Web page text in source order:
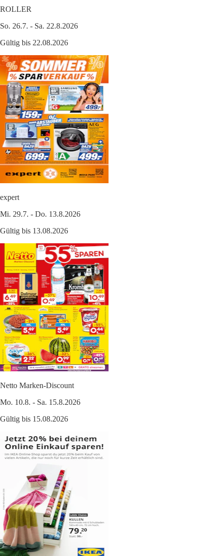
ROLLER
So. 26.7. - Sa. 22.8.2026
Gültig bis 22.08.2026
expert
Mi. 29.7. - Do. 13.8.2026
Gültig bis 13.08.2026
Netto Marken-Discount
Mo. 10.8. - Sa. 15.8.2026
Gültig bis 15.08.2026